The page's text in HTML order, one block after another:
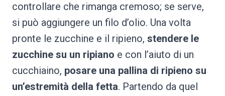
controllare che rimanga cremoso; se serve,
si può aggiungere un filo d’olio. Una volta
pronte le zucchine e il ripieno, stendere le
zucchine su un ripiano e con l’aiuto di un
cucchiaino, posare una pallina di ripieno su
un’estremità della fetta. Partendo da quel